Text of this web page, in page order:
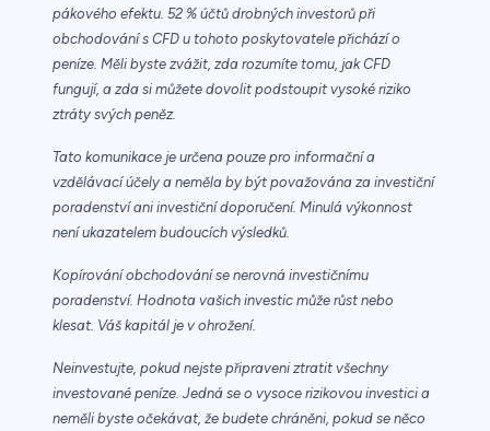
pákového efektu. 52 % účtů drobných investorů při
obchodování s CFD u tohoto poskytovatele přichází o
peníze. Měli byste zvážit, zda rozumíte tomu, jak CFD
fungují, a zda si můžete dovolit podstoupit vysoké riziko
ztráty svých peněz.
Tato komunikace je určena pouze pro informační a
vzdělávací účely a neměla by být považována za investiční
poradenství ani investiční doporučení. Minulá výkonnost
není ukazatelem budoucích výsledků.
Kopírování obchodování se nerovná investičnímu
poradenství. Hodnota vašich investic může růst nebo
klesat. Váš kapitál je v ohrožení.
Neinvestujte, pokud nejste připraveni ztratit všechny
investované peníze. Jedná se o vysoce rizikovou investici a
neměli byste očekávat, že budete chráněni, pokud se něco